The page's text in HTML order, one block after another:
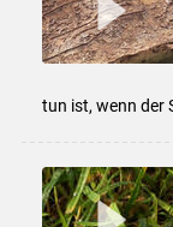
tun ist, wenn der